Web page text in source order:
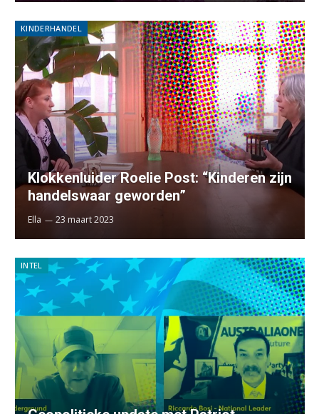
KINDERHANDEL
Klokkenluider Roelie Post: “Kinderen zijn
handelswaar geworden”
Ella 23 maart 2023
INTEL